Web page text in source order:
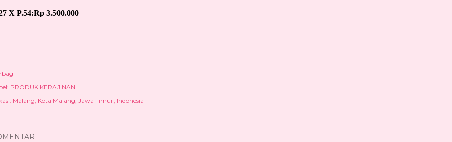
X P.54:Rp 3.500.000
PRODUK KERAJINAN
Malang, Kota Malang, Jawa Timur, Indonesia